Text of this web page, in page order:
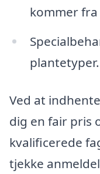
kommer fra
plantetyper.
Ved at
dig en fair pris
kvalificerede
tjekke